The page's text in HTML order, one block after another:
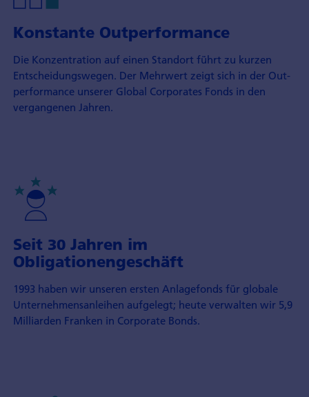
Konstante Outperformance
Die Konzentration auf einen Stand­ort führt zu kurzen
Entscheidungs­wegen. Der Mehrwert zeigt sich in der Out­
performance unserer Global Corporates Fonds in den
vergangenen Jahren.
Seit 30 Jahren im
Obligationengeschäft
1993 haben wir unseren ersten Anlage­fonds für globale
Unternehmens­anleihen aufgelegt; heute verwalten wir 5,9
Milliarden Franken in Corporate Bonds.